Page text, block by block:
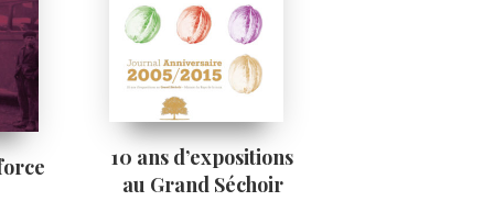
10 ans d’expositions
au Grand Séchoir